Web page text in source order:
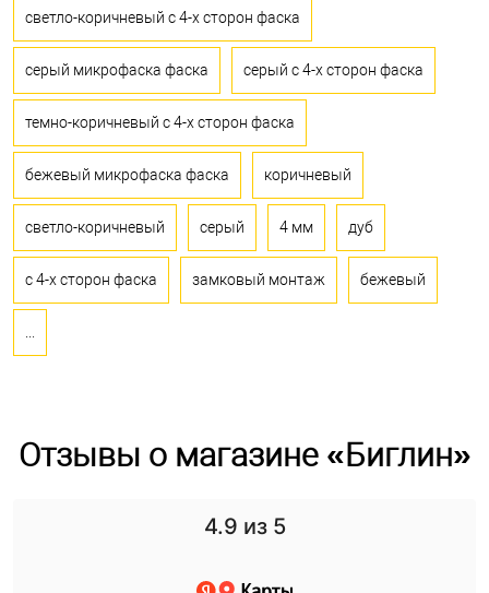
светло-коричневый с 4-х сторон фаска
серый микрофаска фаска серый с 4-х сторон фаска
темно-коричневый с 4-х сторон фаска
бежевый микрофаска фаска коричневый
светло-коричневый серый 4 мм дуб
с 4-х сторон фаска замковый монтаж бежевый
Отзывы о магазине «Биглин»
4.9 из 5